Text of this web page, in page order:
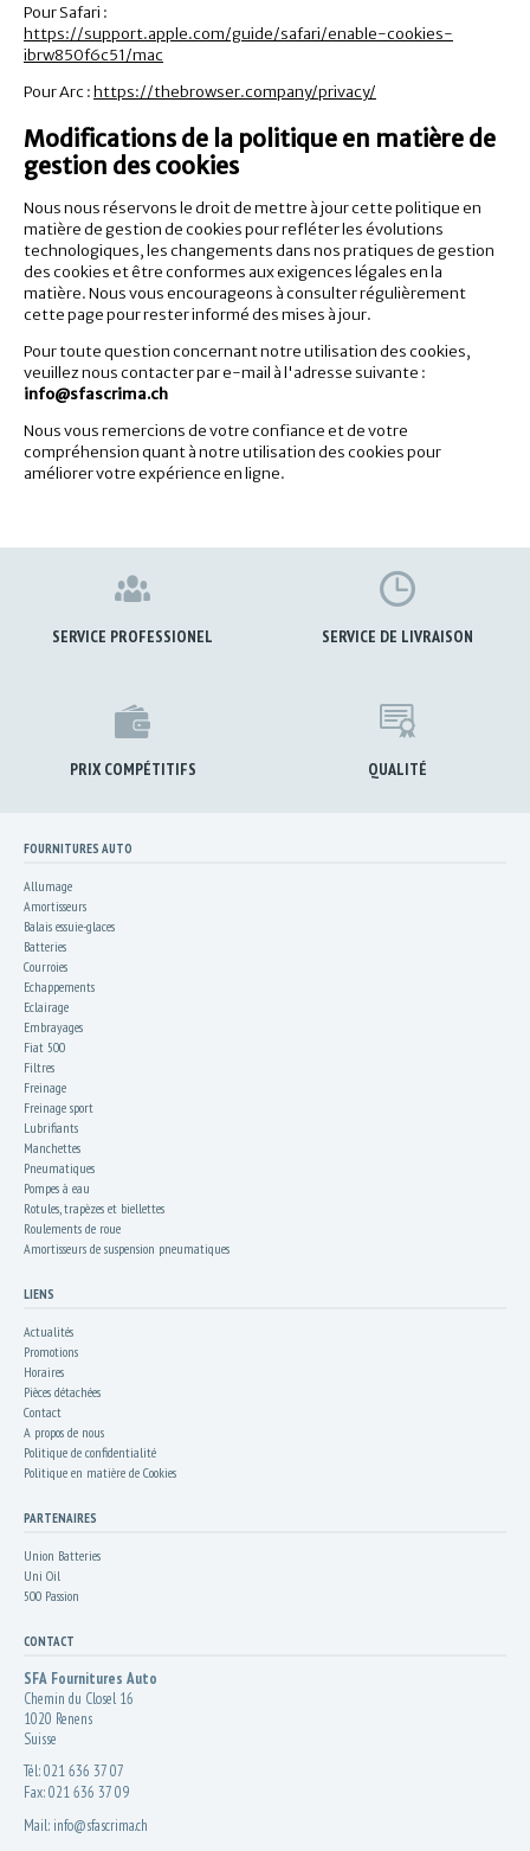
Pour Safari :
https://support.apple.com/guide/safari/enable-cookies-
ibrw850f6c51/mac
Pour Arc :https://thebrowser.company/privacy/
Modifications de la politique en matière de
gestion des cookies
Nous nous réservons le droit de mettre à jour cette politique en
matière de gestion de cookies pour refléter les évolutions
technologiques, les changements dans nos pratiques de gestion
des cookies et être conformes aux exigences légales en la
matière. Nous vous encourageons à consulter régulièrement
cette page pour rester informé des mises à jour.
Pour toute question concernant notre utilisation des cookies,
veuillez nous contacter par e-mail à l'adresse suivante :
info@sfascrima.ch
Nous vous remercions de votre confiance et de votre
compréhension quant à notre utilisation des cookies pour
améliorer votre expérience en ligne.
SERVICE PROFESSIONEL SERVICE DE LIVRAISON
PRIX COMPÉTITIFS QUALITÉ
FOURNITURES AUTO
Allumage
Amortisseurs
Balais essuie-glaces
Batteries
Courroies
Echappements
Eclairage
Embrayages
Fiat 500
Filtres
Freinage
Freinage sport
Lubrifiants
Manchettes
Pneumatiques
Pompes à eau
Rotules, trapèzes et biellettes
Roulements de roue
Amortisseurs de suspension pneumatiques
LIENS
Actualités
Promotions
Horaires
Pièces détachées
Contact
A propos de nous
Politique de confidentialité
Politique en matière de Cookies
PARTENAIRES
Union Batteries
Uni Oil
500 Passion
CONTACT
SFA Fournitures Auto
Chemin du Closel 16
1020 Renens
Suisse
Tél:021 636 37 07
Fax:021 636 37 09
Mail: info@sfascrima.ch